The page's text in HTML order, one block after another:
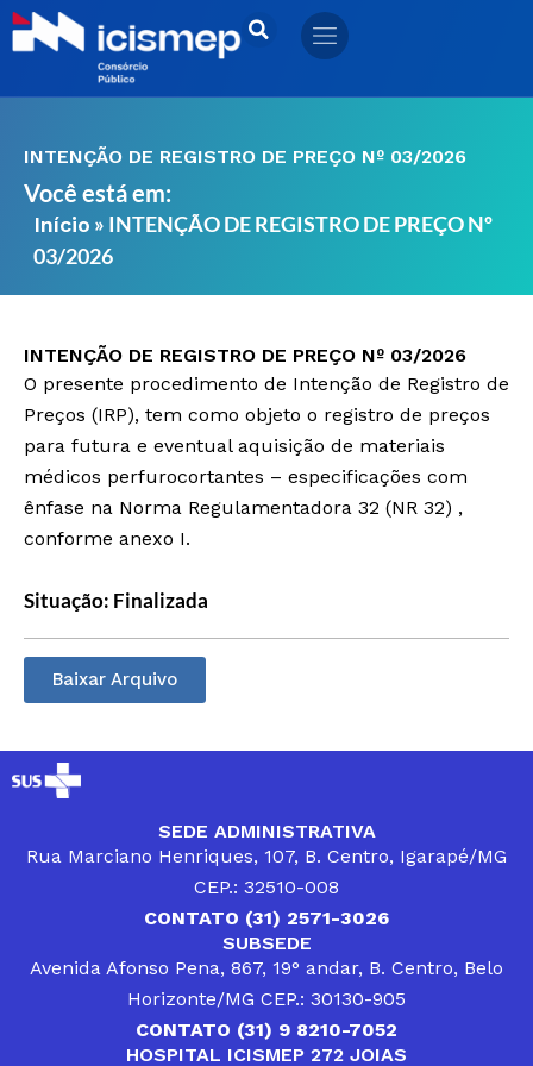
Ir
para
INTENÇÃO DE REGISTRO DE PREÇO Nº 03/2026
Você está em:
Início » INTENÇÃO DE REGISTRO DE PREÇO Nº
03/2026
INTENÇÃO DE REGISTRO DE PREÇO Nº 03/2026
O presente procedimento de Intenção de Registro de
Preços (IRP), tem como objeto o registro de preços
para futura e eventual aquisição de materiais
médicos perfurocortantes – especificações com
ênfase na Norma Regulamentadora 32 (NR 32) ,
conforme anexo I.
Situação: Finalizada
Baixar Arquivo
SEDE ADMINISTRATIVA
Rua Marciano Henriques, 107, B. Centro, Igarapé/MG
CEP.: 32510-008
CONTATO (31) 2571-3026
SUBSEDE
Avenida Afonso Pena, 867, 19° andar, B. Centro, Belo
Horizonte/MG CEP.: 30130-905
CONTATO (31) 9 8210-7052
HOSPITAL ICISMEP 272 JOIAS